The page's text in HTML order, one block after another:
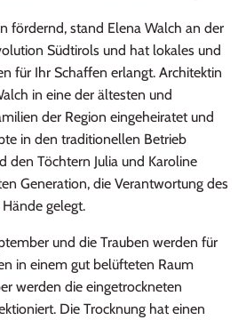
fördernd, stand Elena Walch an der
Südtirols und hat lokales und
für Ihr Schaffen erlangt. Architektin
in eine der ältesten und
der Region eingeheiratet und
in den traditionellen Betrieb
den Töchtern Julia und Karoline
Generation, die Verantwortung des
gelegt.
und die Trauben werden für
in einem gut belüfteten Raum
werden die eingetrockneten
Die Trocknung hat einen